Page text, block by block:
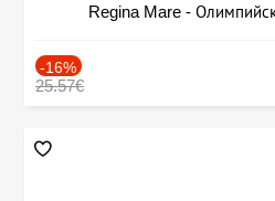
Regina Mare -
-16%
25.57€